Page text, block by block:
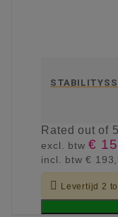
STABILITYSS
Ratedout of
excl. btw€
incl. btw€
 Levertijd 2